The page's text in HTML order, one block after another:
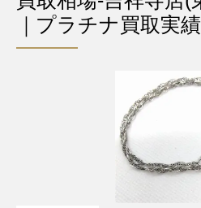
｜プラチナ買取実績